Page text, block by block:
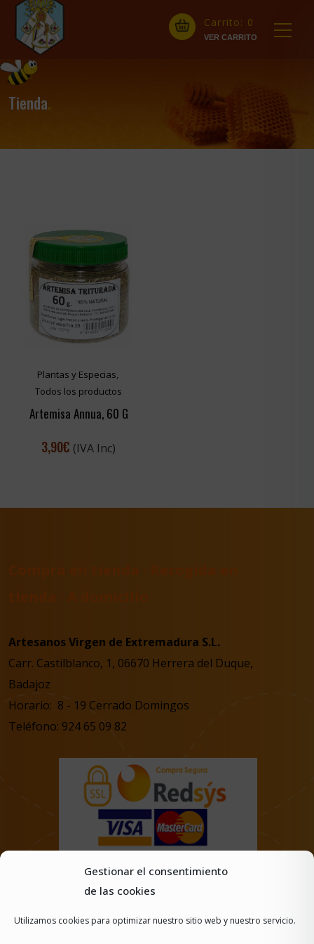
Gestionar el consentimiento
de las cookies
Utilizamos cookies para optimizar nuestro sitio web y nuestro servicio.
Carrito: 0
Tienda.
Plantas y Especias,
Todos los productos
Artemisa Annua, 60 G
3,90€ (IVA Inc)
Artesanos Virgen de Extremadura S.L.
Carr. Castilblanco, 1, 06670 Herrera del Duque,
Badajoz
Horario: 8 - 19 Cerrado Domingos
Teléfono: 924 65 09 82